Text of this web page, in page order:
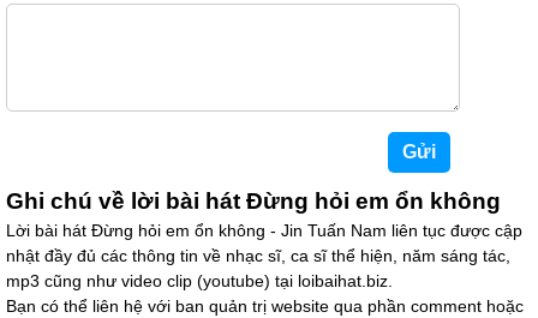
hayyyyyy
14/11/24 20:01
Hay lém
will 12/11/24 19:00
hay
Ghi chú về lời bài hát Đừng hỏi em ổn không
Lời bài hát Đừng hỏi em ổn không - Jin Tuấn Nam liên tục được cập
nhật đầy đủ các thông tin về nhạc sĩ, ca sĩ thể hiện, năm sáng tác,
mp3 cũng như video clip (youtube) tại loibaihat.biz.
Bạn có thể liên hệ với ban quản trị website qua phần comment hoặc